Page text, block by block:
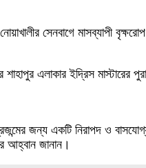
সেনবাগে মাসব্যাপী
এলাকার ইদ্রিস মাস্টারের
জন্য একটি নিরাপদ ও
আহ্বান জানান।